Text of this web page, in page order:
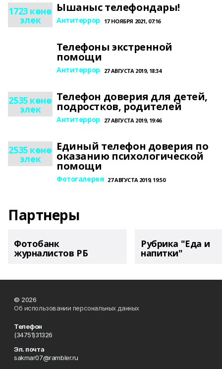
1723 көнө
элек
Ышаныс телефондары!
Антитеррор 17 НОЯБРЯ 2021, 07:16
Телефоны экстренной
помощи
Антитеррор 27 АВГУСТА 2019, 18:34
2535 көнө
элек
Телефон доверия для детей,
подростков, родителей
Антитеррор 27 АВГУСТА 2019, 19:46
2535 көнө
элек
Единый телефон доверия по
оказанию психологической
помощи
Фотогалерея 27 АВГУСТА 2019, 19:50
Партнеры
Фотобанк
журналистов РБ
Рубрика "Еда и
напитки"
© 2026
Об использовании персональных данных
Телефон
(34751)31326
Эл. почта
sakmar07@rambler.ru